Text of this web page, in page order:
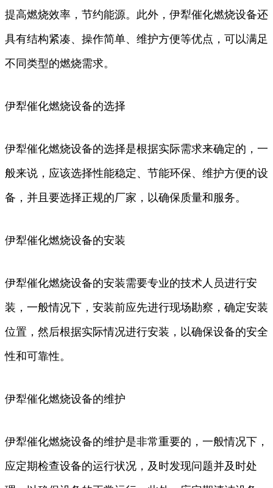
提高燃烧效率，节约能源。此外，伊犁催化燃烧设备还
具有结构紧凑、操作简单、维护方便等优点，可以满足
不同类型的燃烧需求。
伊犁催化燃烧设备的选择
伊犁催化燃烧设备的选择是根据实际需求来确定的，一
般来说，应该选择性能稳定、节能环保、维护方便的设
备，并且要选择正规的厂家，以确保质量和服务。
伊犁催化燃烧设备的安装
伊犁催化燃烧设备的安装需要专业的技术人员进行安
装，一般情况下，安装前应先进行现场勘察，确定安装
位置，然后根据实际情况进行安装，以确保设备的安全
性和可靠性。
伊犁催化燃烧设备的维护
伊犁催化燃烧设备的维护是非常重要的，一般情况下，
应定期检查设备的运行状况，及时发现问题并及时处